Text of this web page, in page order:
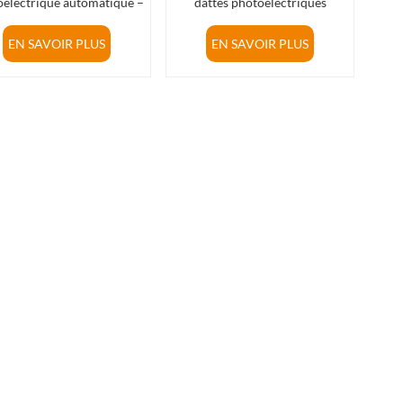
EN SAVOIR PLUS
EN SAVOIR PLUS